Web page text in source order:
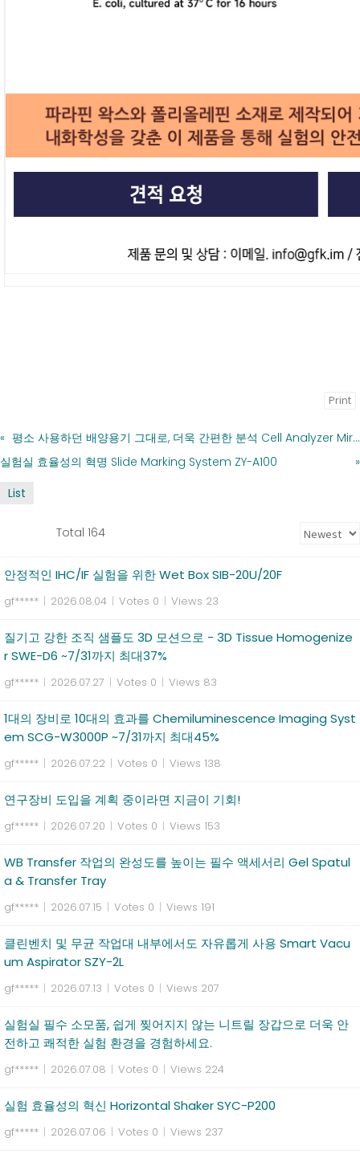
Print
«
평소 사용하던 배양용기 그대로, 더욱 간편한 분석 Cell Analyzer Mira BF
실험실 효율성의 혁명 Slide Marking System ZY-A100
»
List
Total 164
안정적인 IHC/IF 실험을 위한 Wet Box SIB-20U/20F
gf***** | 2026.08.04 | Votes 0 | Views 23
질기고 강한 조직 샘플도 3D 모션으로 - 3D Tissue Homogenize
r SWE-D6 ~7/31까지 최대37%
gf***** | 2026.07.27 | Votes 0 | Views 83
1대의 장비로 10대의 효과를 Chemiluminescence Imaging Syst
em SCG-W3000P ~7/31까지 최대45%
gf***** | 2026.07.22 | Votes 0 | Views 138
연구장비 도입을 계획 중이라면 지금이 기회!
gf***** | 2026.07.20 | Votes 0 | Views 153
WB Transfer 작업의 완성도를 높이는 필수 액세서리 Gel Spatul
a & Transfer Tray
gf***** | 2026.07.15 | Votes 0 | Views 191
클린벤치 및 무균 작업대 내부에서도 자유롭게 사용 Smart Vacu
um Aspirator SZY-2L
gf***** | 2026.07.13 | Votes 0 | Views 207
실험실 필수 소모품, 쉽게 찢어지지 않는 니트릴 장갑으로 더욱 안
전하고 쾌적한 실험 환경을 경험하세요.
gf***** | 2026.07.08 | Votes 0 | Views 224
실험 효율성의 혁신 Horizontal Shaker SYC-P200
gf***** | 2026.07.06 | Votes 0 | Views 237